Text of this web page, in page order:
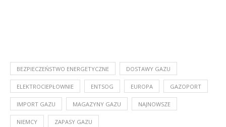
BEZPIECZEŃSTWO ENERGETYCZNE DOSTAWY GAZU
ELEKTROCIEPŁOWNIE ENTSOG EUROPA GAZOPORT
IMPORT GAZU MAGAZYNY GAZU NAJNOWSZE
NIEMCY ZAPASY GAZU